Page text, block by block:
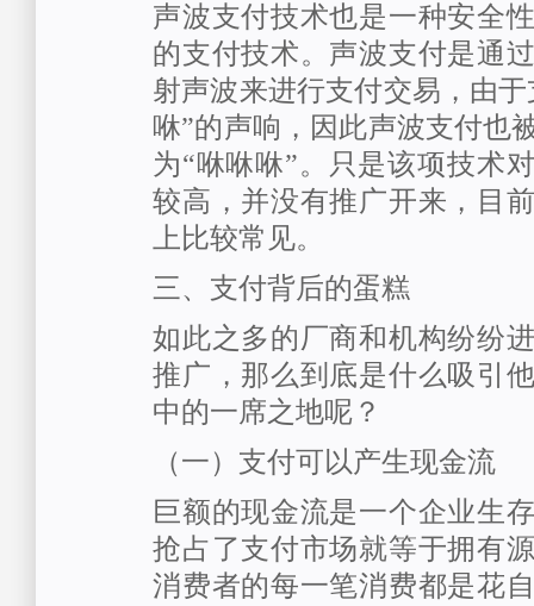
声波支付技术也是一种安全
的支付技术。声波支付是通
射声波来进行支付交易，由
咻”的声响，因此声波支付也
为“咻咻咻”。只是该项技术
较高，并没有推广开来，目
上比较常见。
三、支付背后的蛋糕
如此之多的厂商和机构纷纷
推广，那么到底是什么吸引
中的一席之地呢？
（一）支付可以产生现金流
巨额的现金流是一个企业生
抢占了支付市场就等于拥有
消费者的每一笔消费都是花